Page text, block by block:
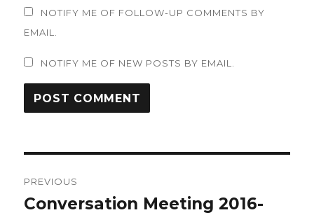
NOTIFY ME OF FOLLOW-UP COMMENTS BY
EMAIL.
NOTIFY ME OF NEW POSTS BY EMAIL.
navigation
PREVIOUS
Previous
Conversation Meeting 2016-